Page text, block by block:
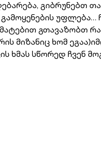
გიბრუნებთ
გთავაზობთ
ხომ
ხმას სწორედ ჩვენ